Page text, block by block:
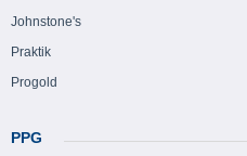
Johnstone's
Praktik
Progold
PPG